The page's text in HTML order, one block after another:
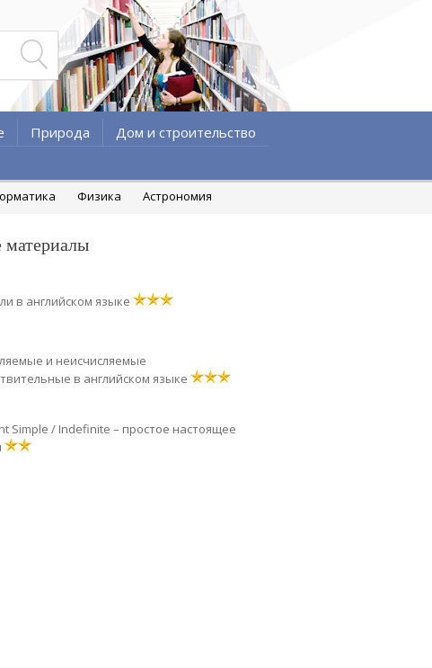
Природа
Дом и строительство
Физика Астрономия
в английском языке
и неисчисляемые
в английском языке
Simple / Indefinite – простое настоящее